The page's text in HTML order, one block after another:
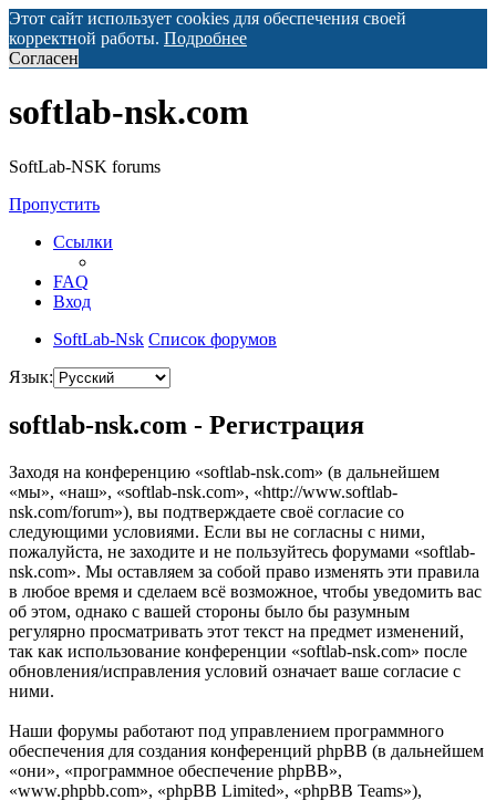
Этот сайт использует cookies для обеспечения своей
корректной работы. Подробнее
Согласен
softlab-nsk.com
SoftLab-NSK forums
Пропустить
Ссылки
FAQ
Вход
SoftLab-Nsk Список форумов
Язык:
softlab-nsk.com - Регистрация
Заходя на конференцию «softlab-nsk.com» (в дальнейшем
«мы», «наш», «softlab-nsk.com», «http://www.softlab-
nsk.com/forum»), вы подтверждаете своё согласие со
следующими условиями. Если вы не согласны с ними,
пожалуйста, не заходите и не пользуйтесь форумами «softlab-
nsk.com». Мы оставляем за собой право изменять эти правила
в любое время и сделаем всё возможное, чтобы уведомить вас
об этом, однако с вашей стороны было бы разумным
регулярно просматривать этот текст на предмет изменений,
так как использование конференции «softlab-nsk.com» после
обновления/исправления условий означает ваше согласие с
ними.
Наши форумы работают под управлением программного
обеспечения для создания конференций phpBB (в дальнейшем
«они», «программное обеспечение phpBB»,
«www.phpbb.com», «phpBB Limited», «phpBB Teams»),